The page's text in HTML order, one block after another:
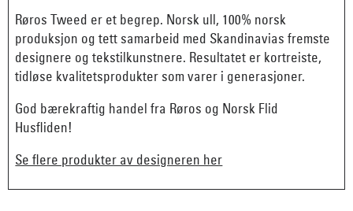
Røros Tweed er et begrep. Norsk ull, 100% norsk
produksjon og tett samarbeid med Skandinavias fremste
designere og tekstilkunstnere. Resultatet er kortreiste,
tidløse kvalitetsprodukter som varer i generasjoner.
God bærekraftig handel fra Røros og Norsk Flid
Husfliden!
Se flere produkter av designeren her